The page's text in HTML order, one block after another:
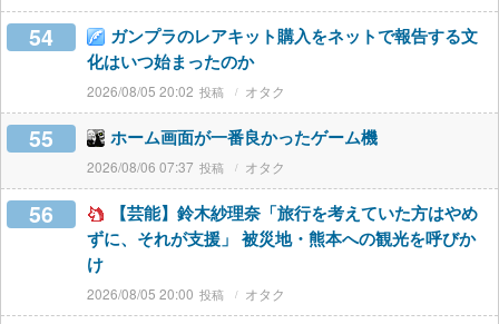
54
ガンプラのレアキット購入をネットで報告する文
化はいつ始まったのか
2026/08/05 20:02 オタク
55 ホーム画面が一番良かったゲーム機
2026/08/06 07:37 オタク
56
【芸能】鈴木紗理奈「旅行を考えていた方はやめ
ずに、それが支援」 被災地・熊本への観光を呼びか
け
2026/08/05 20:00 オタク